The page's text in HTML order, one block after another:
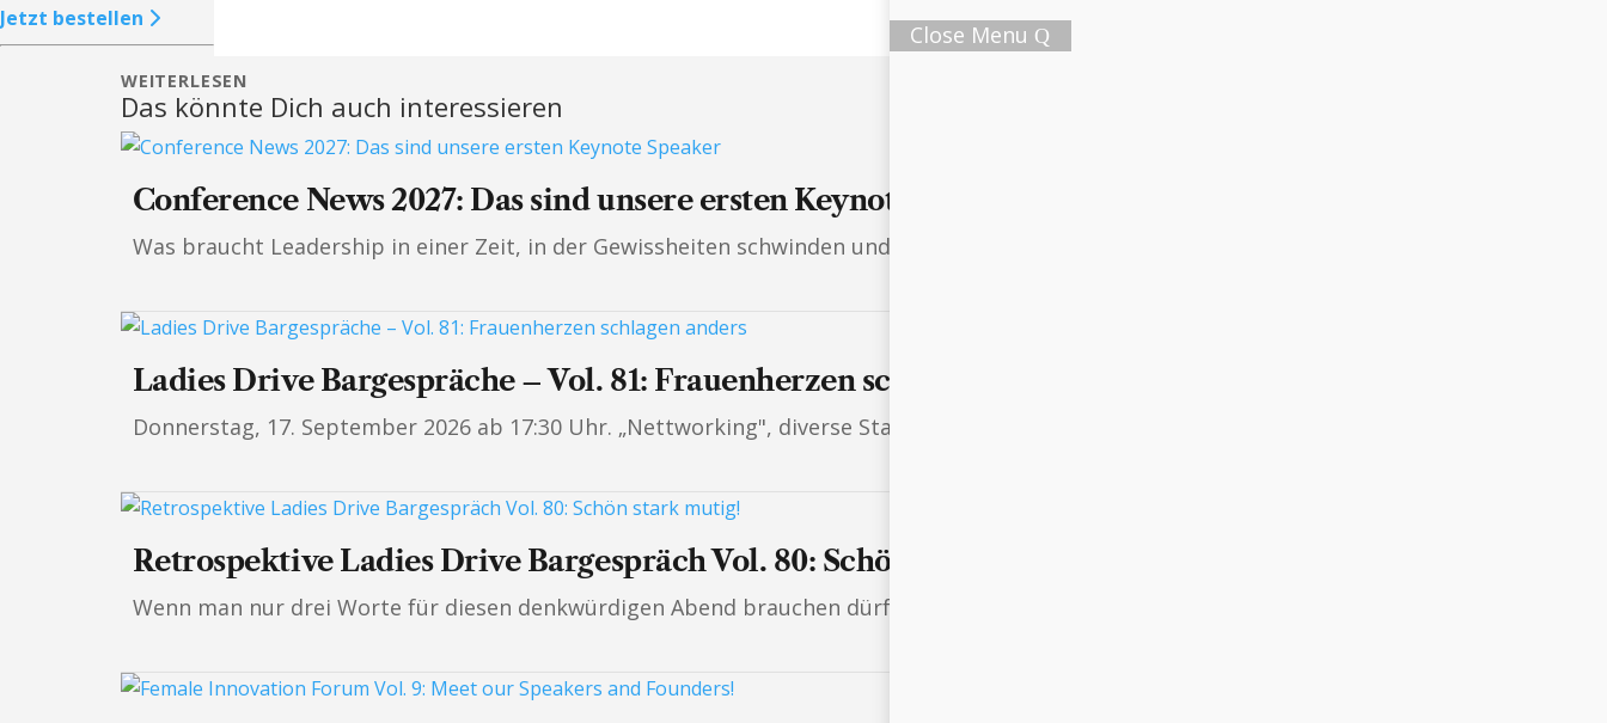
Close Menu
Jetzt bestellen
WEITERLESEN
Das könnte Dich auch interessieren
Conference News 2027: Das sind unsere ersten Keynote Speaker
Was braucht Leadership in einer Zeit, in der Gewissheiten schwinden und sich die Weltordnung neu sortiert?
Ladies Drive Bargespräche – Vol. 81: Frauenherzen schlagen anders
Donnerstag, 17. September 2026 ab 17:30 Uhr. „Nettworking", diverse Stand-Attraktionen, inklusive Apéro riche. Jetzt anmelden
Retrospektive Ladies Drive Bargespräch Vol. 80: Schön stark mutig!
Wenn man nur drei Worte für diesen denkwürdigen Abend brauchen dürfte, dann genau diese: schön, stark und mutig.